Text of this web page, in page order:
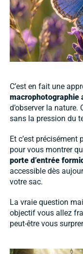
C’est en fait une
macrophotographie
d’observer la
sans la pression du
Et c’est précisément
pour vous montrer
porte d’entrée
accessible dès
votre sac.
La vraie question
objectif vous allez
peut-être vous